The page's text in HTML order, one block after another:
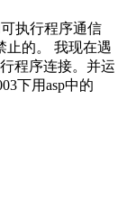
执行程序通信
止的。 我现在遇
程序连接。并运
下用asp中的